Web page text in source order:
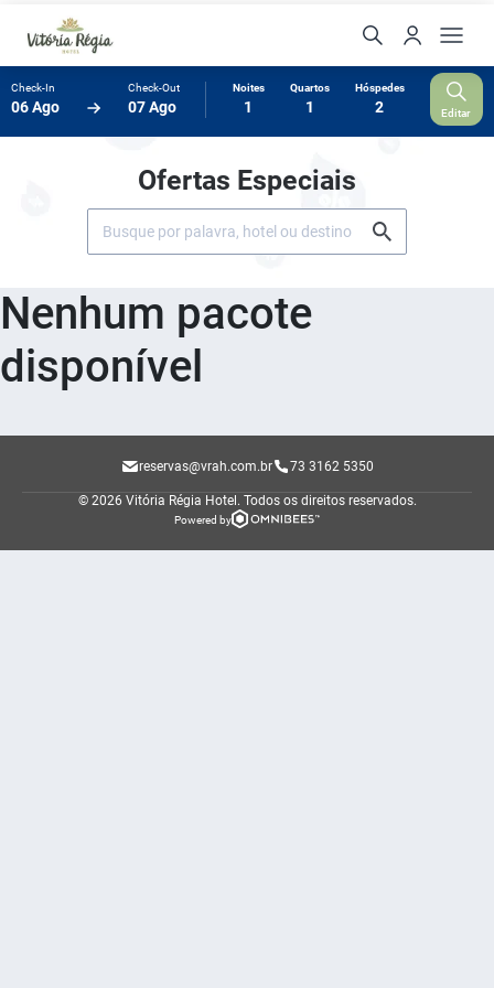
Check-In
06 Ago
Check-Out
07 Ago
Noites
1
Quartos
1
Hóspedes
2 Editar
Ofertas Especiais
Nenhum pacote
disponível
reservas@vrah.com.br 73 3162 5350
© 2026 Vitória Régia Hotel. Todos os direitos reservados.
Powered by